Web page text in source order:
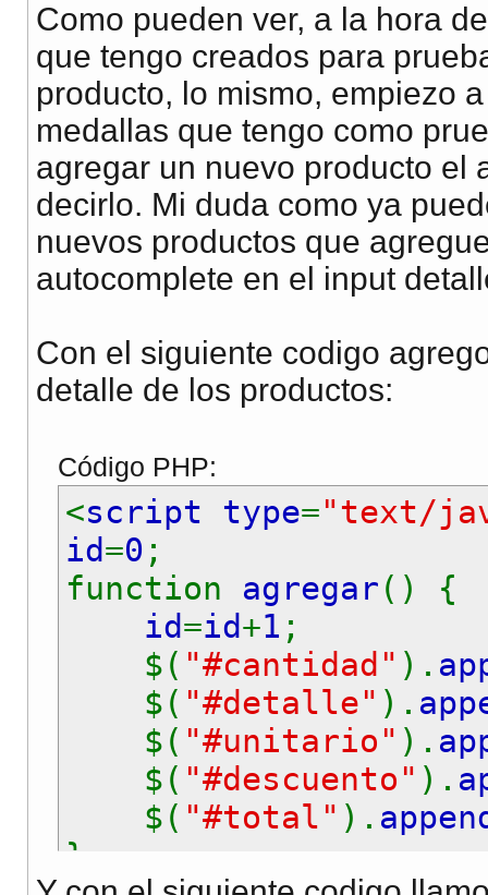
Como pueden ver, a la hora
que tengo creados para
producto, lo mismo, empiezo
medallas que tengo como
agregar un nuevo producto el
decirlo. Mi duda como ya
nuevos productos que
autocomplete en el input
Con el siguiente codigo
detalle de los productos:
Código PHP:
<script type="text/
id=0 ;
function agregar () {
id=id+1 ;
$( "#cantidad" ).
$( "#detalle" ).
$( "#unitario" ).
$( "#descuento" ).
$( "#total" ).
}